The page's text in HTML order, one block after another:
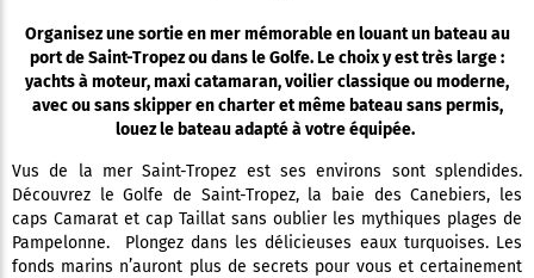
Organisez une sortie en mer mémorable en louant un bateau au
port de Saint-Tropez ou dans le Golfe. Le choix y est très large :
yachts à moteur, maxi catamaran, voilier classique ou moderne,
avec ou sans skipper en charter et même bateau sans permis,
louez le bateau adapté à votre équipée.
Vus de la mer Saint-Tropez est ses environs sont splendides.
Découvrez le Golfe de Saint-Tropez, la baie des Canebiers, les
caps Camarat et cap Taillat sans oublier les mythiques plages de
Pampelonne. Plongez dans les délicieuses eaux turquoises. Les
fonds marins n’auront plus de secrets pour vous et certainement